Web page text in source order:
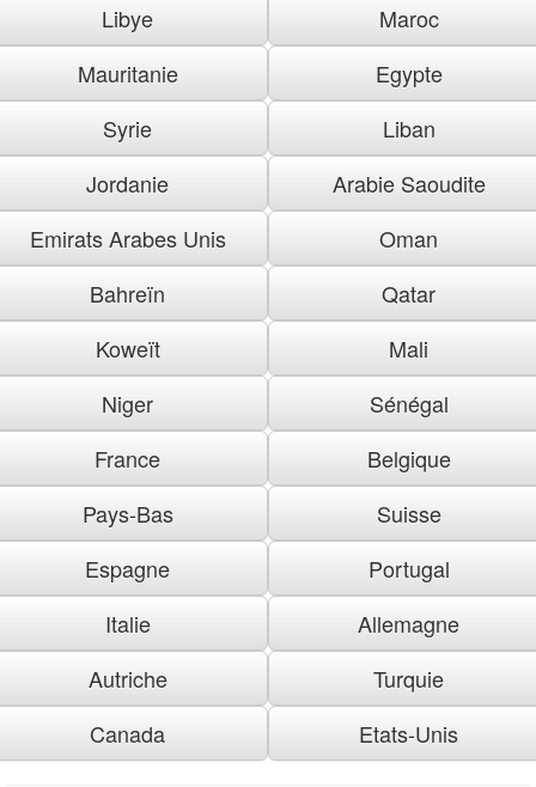
Libye
Maroc
Mauritanie
Egypte
Syrie
Liban
Jordanie
Arabie Saoudite
Emirats Arabes Unis
Oman
Bahreïn
Qatar
Koweït
Mali
Niger
Sénégal
France
Belgique
Pays-Bas
Suisse
Espagne
Portugal
Italie
Allemagne
Autriche
Turquie
Canada
Etats-Unis